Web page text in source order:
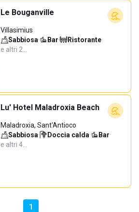
Le Bouganville
Villasimius
Sabbiosa· Bar· Ristorante·
e altri 2…
Lu' Hotel Maladroxia Beach
Maladroxia, Sant'Antioco
Sabbiosa· Doccia calda· Bar·
e altri 4…
1